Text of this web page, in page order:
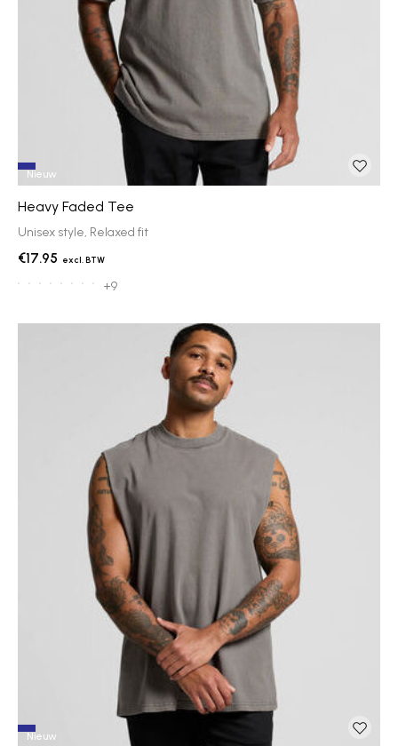
Nieuw
Heavy Faded Tee
Unisex style, Relaxed fit
€17.95
+9
Nieuw